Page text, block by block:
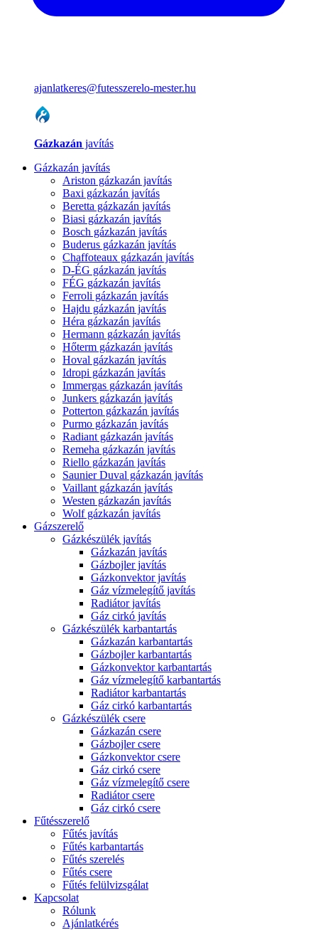
ajanlatkeres@futesszerelo-mester.hu
Gázkazán javítás
Gázkazán javítás
Ariston gázkazán javítás
Baxi gázkazán javítás
Beretta gázkazán javítás
Biasi gázkazán javítás
Bosch gázkazán javítás
Buderus gázkazán javítás
Chaffoteaux gázkazán javítás
D-ÉG gázkazán javítás
FÉG gázkazán javítás
Ferroli gázkazán javítás
Hajdu gázkazán javítás
Héra gázkazán javítás
Hermann gázkazán javítás
Hőterm gázkazán javítás
Hoval gázkazán javítás
Idropi gázkazán javítás
Immergas gázkazán javítás
Junkers gázkazán javítás
Potterton gázkazán javítás
Purmo gázkazán javítás
Radiant gázkazán javítás
Remeha gázkazán javítás
Riello gázkazán javítás
Saunier Duval gázkazán javítás
Vaillant gázkazán javítás
Westen gázkazán javítás
Wolf gázkazán javítás
Gázszerelő
Gázkészülék javítás
Gázkazán javítás
Gázbojler javítás
Gázkonvektor javítás
Gáz vízmelegítő javítás
Radiátor javítás
Gáz cirkó javítás
Gázkészülék karbantartás
Gázkazán karbantartás
Gázbojler karbantartás
Gázkonvektor karbantartás
Gáz vízmelegítő karbantartás
Radiátor karbantartás
Gáz cirkó karbantartás
Gázkészülék csere
Gázkazán csere
Gázbojler csere
Gázkonvektor csere
Gáz cirkó csere
Gáz vízmelegítő csere
Radiátor csere
Gáz cirkó csere
Fűtésszerelő
Fűtés javítás
Fűtés karbantartás
Fűtés szerelés
Fűtés csere
Fűtés felülvizsgálat
Kapcsolat
Rólunk
Ajánlatkérés